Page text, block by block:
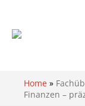
Home »
Finanzen –